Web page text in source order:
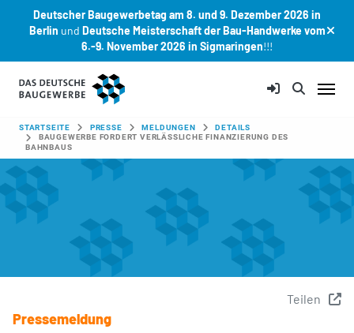
Deutscher Baugewerbetag am 8. und 9. Dezember 2026 in
Berlin und Deutsche Meisterschaft der Bau-Handwerke vom
6.-9. November 2026 in Sigmaringen!!!
Zum Hauptinhalt springen
SIE SIND HIER:
STARTSEITE PRESSE MELDUNGEN
DETAILS
BAUGEWERBE FORDERT VERLÄSSLICHE FINANZIERUNG DES
BAHNBAUS
Teilen
Pressemeldung